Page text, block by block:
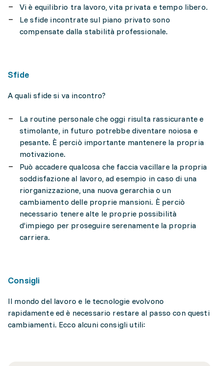
Vi è equilibrio tra lavoro, vita privata e tempo libero.
Le sfide incontrate sul piano privato sono
compensate dalla stabilità professionale.
Sfide
A quali sfide si va incontro?
La routine personale che oggi risulta rassicurante e
stimolante, in futuro potrebbe diventare noiosa e
pesante. È perciò importante mantenere la propria
motivazione.
Può accadere qualcosa che faccia vacillare la propria
soddisfazione al lavoro, ad esempio in caso di una
riorganizzazione, una nuova gerarchia o un
cambiamento delle proprie mansioni. È perciò
necessario tenere alte le proprie possibilità
d’impiego per proseguire serenamente la propria
carriera.
Consigli
Il mondo del lavoro e le tecnologie evolvono
rapidamente ed è necessario restare al passo con questi
cambiamenti. Ecco alcuni consigli utili: